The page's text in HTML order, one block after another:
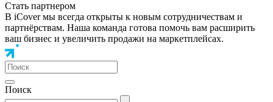
Стать партнером
В iCover мы всегда открыты к новым сотрудничествам и
партнёрствам. Наша команда готова помочь вам расширить
ваш бизнес и увеличить продажи на маркетплейсах.
Поиск